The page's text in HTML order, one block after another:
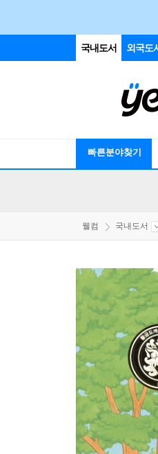
국내도서 외국도
빠른분야찾기
웰컴 국내도서